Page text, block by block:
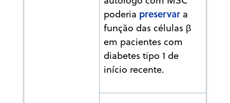
poderia preservar a
função das células β
em pacientes com
diabetes tipo 1 de
início recente.